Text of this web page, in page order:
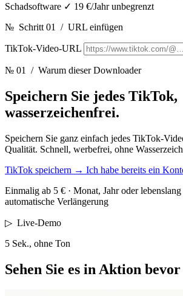
Schadsoftware ✓ 19 €/Jahr unbegrenzt
№ Schritt 01 / URL einfügen
TikTok-Video-URL
№ 01 / Warum dieser Downloader
Speichern Sie jedes TikTok,
wasserzeichenfrei.
Speichern Sie ganz einfach jedes TikTok-
Qualität. Schnell, werbefrei, ohne
TikTok speichern → Ich habe bereits ein
Einmalig ab 5 € · Monat, Jahr oder
automatische Verlängerung
▷ Live-Demo
5 Sek., ohne Ton
Sehen Sie es in Aktion bevor